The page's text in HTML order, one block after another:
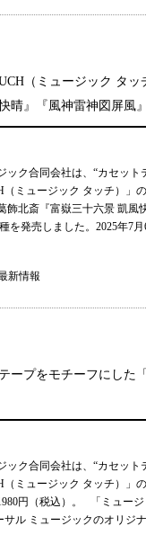
（ミュージック タッ
晴』『風神雷神図屏風
ック合同会社は、“カセッ
（ミュージック タッチ）」
飾北斎『富嶽三十六景 凱
を発売しました。2025年7
新情報
ープをモチーフにした
ック合同会社は、“カセッ
ミュージック タッチ）」
円（税込）。 「ミュー
サル ミュージックのオリジ